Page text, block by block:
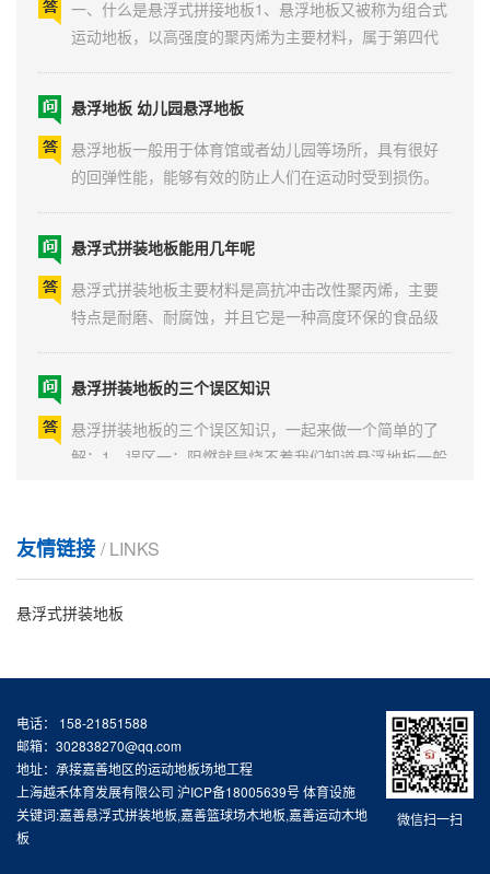
铺设...
运动地板，以高强度的聚丙烯为主要材料，属于第四代
体育运动场地地面层材料。 标准规格为：
30.48cm*30.48cm*1.27cm，可直接在水泥或沥青面层
上使用，无需任何辅助材料粘接，可与同材料之间用独
2、由于材料问...
的回弹性能，能够有效的防止人们在运动时受到损伤。
那么悬浮地板价格是多少、哪家悬浮地板生产厂家好？
一：什么是悬浮地板？悬浮地板是指目前市场上渐趋流
行的第四代体育运动地板。该地板主要采用改性PP（聚
特点是耐磨、耐腐蚀，并且它是一种高度环保的食品级
材料。有很多客户总是以地板软不软来衡量地板质量的
好坏，认为地板越软弹性越好、越安全，这是一个误
区。幼儿园悬浮地板软不软指的是地板自身的柔韧性，
悬...
解：1、误区一：阻燃就是烧不着我们知道悬浮地板一般
都有阻燃性，可是有的用户为了所谓的验证地板好坏，
火等级要求抵达B1级的标准，依据国家标准不燃材料
悬浮式拼装地板优势：1.拼装地板有助于减轻关节的压力
和疲劳；2.摩擦和低滑冰震动的较佳配合；3.其高达97%
的球反弹率；4.无害无味、无湿气、不发生停留气味、不
球、网球、旱冰球、公园、操场等场...
的创新产品，起初用以五人制足球场，随之世界各国持
续应用，对该商品的了解拥有新的提升，与塑料混凝土
垫层、悬浮式拼装地板对比其具备组装简易、挪动便
捷、经得起降水侵蚀、无生虫、长寿命等优势，因此，
很多的被用以多种多样体育场地，如网球场地、篮球场
篮球场悬浮拼装地板
由于各个生产厂家都有自已的原材料配方，所以具体重
友情链接 / LINKS
悬浮式拼装地板
微信扫一扫
电话： 158-21851588
邮箱：302838270@qq.com
地址：承接嘉善地区的运动地板场地工程
上海越禾体育发展有限公司 沪ICP备18005639号体育设施
关键词:嘉善悬浮式拼装地板,嘉善篮球场木地板,嘉善运动木地
板